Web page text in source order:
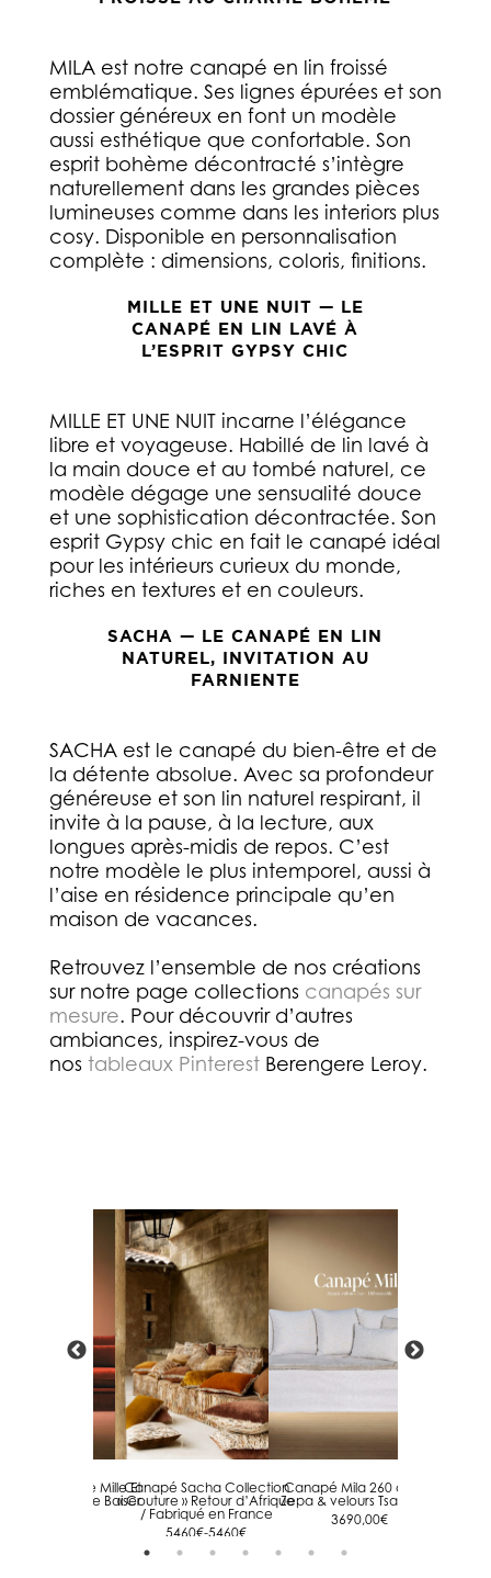
MILA est notre canapé en lin froissé
emblématique. Ses lignes épurées et son
dossier généreux en font un modèle
aussi esthétique que confortable. Son
esprit bohème décontracté s’intègre
naturellement dans les grandes pièces
lumineuses comme dans les interiors plus
cosy. Disponible en personnalisation
complète : dimensions, coloris, finitions.
MILLE ET UNE NUIT — LE
CANAPÉ EN LIN LAVÉ À
L’ESPRIT GYPSY CHIC
MILLE ET UNE NUIT incarne l’élégance
libre et voyageuse. Habillé de lin lavé à
la main douce et au tombé naturel, ce
modèle dégage une sensualité douce
et une sophistication décontractée. Son
esprit Gypsy chic en fait le canapé idéal
pour les intérieurs curieux du monde,
riches en textures et en couleurs.
SACHA — LE CANAPÉ EN LIN
NATUREL, INVITATION AU
FARNIENTE
SACHA est le canapé du bien-être et de
la détente absolue. Avec sa profondeur
généreuse et son lin naturel respirant, il
invite à la pause, à la lecture, aux
longues après-midis de repos. C’est
notre modèle le plus intemporel, aussi à
l’aise en résidence principale qu’en
maison de vacances.
Retrouvez l’ensemble de nos créations
sur notre page collections canapés sur
mesure. Pour découvrir d’autres
ambiances, inspirez-vous de
nos tableaux Pinterest Berengere Leroy.
Convertible Mille Et
7 Tsar Rouge Baiser
Canapé Sacha Collection
« Couture » Retour d’Afrique
/ Fabriqué en France
5460€-5460€
Canapé Mila 260 cm en
Zepa & velours Tsar sable
3690,00€